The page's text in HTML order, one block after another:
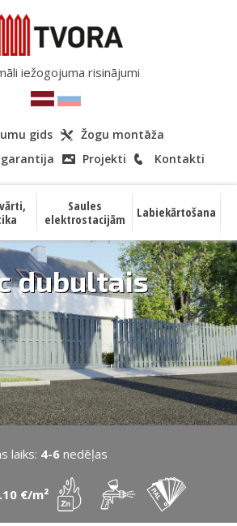
iežogojuma risinājumi
gids
Žogu montāža
Projekti Kontakti
Saules
elektrostacijām
Labiekārtošana
dubultais
laiks: 4-6 nedēļas
€/m²